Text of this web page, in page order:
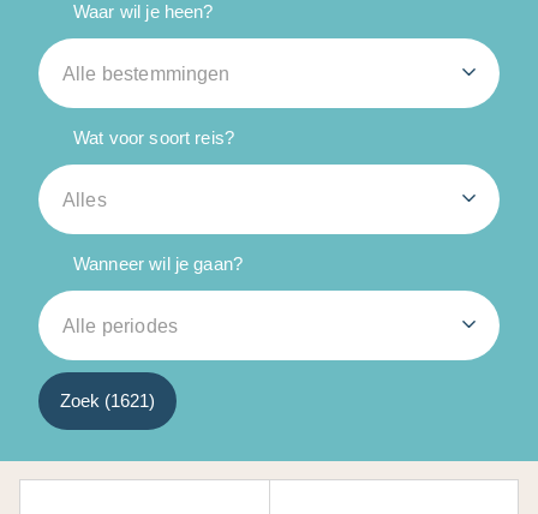
Waar wil je heen?
Alle bestemmingen
Wat voor soort reis?
Alles
Wanneer wil je gaan?
Alle periodes
Zoek (1621)